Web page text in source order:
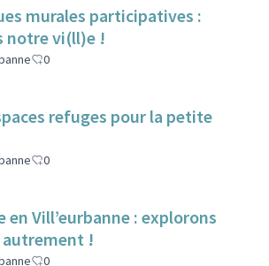
murales participatives :
notre vi(ll)e !
0
refuges pour la petite
0
en Vill’eurbanne : explorons
!
0